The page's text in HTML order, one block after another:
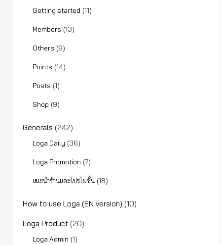
Getting started (11)
Members (13)
Others (9)
Points (14)
Posts (1)
Shop (9)
Generals (242)
Loga Daily (36)
Loga Promotion (7)
แนะนำร้านและโปรโมชั่น (18)
How to use Loga (EN version) (10)
Loga Product (20)
Loga Admin (1)